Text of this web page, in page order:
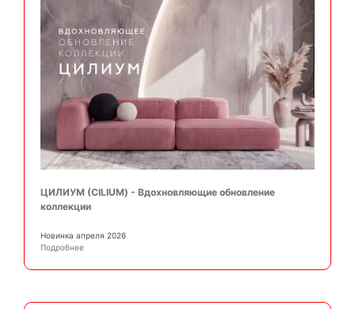
ЦИЛИУМ (CILIUM) - Вдохновляющие обновление
коллекции
Новинка апреля 2026
Подробнее